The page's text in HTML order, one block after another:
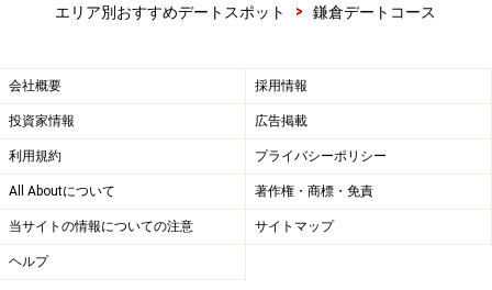
エリア別おすすめデートスポット
> 鎌倉デートコース
会社概要 採用情報
投資家情報 広告掲載
利用規約 プライバシーポリシー
All Aboutについて 著作権・商標・免責
当サイトの情報についての注意 サイトマップ
ヘルプ